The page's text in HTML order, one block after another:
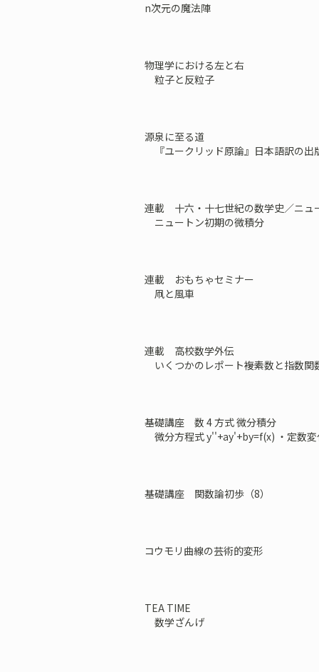
n次元の魔法陣
物理学における左と右
粒子と反粒子
源泉に至る道
『ユークリッド原論』日本語訳の出
連載 十六・十七世紀の数学史／ニュ
ニュートン初期の微積分
連載 おもちゃセミナー
凧と風車
連載 高校数学外伝
いくつかのレポート――複素数と指数
基礎講座 数 4 方式 微分積分
微分方程式 y''+ay'+by=f(x) ・定数変
基礎講座 関数論初歩（8）
コウモリ曲線の芸術的変形
TEA TIME
数学ざんげ